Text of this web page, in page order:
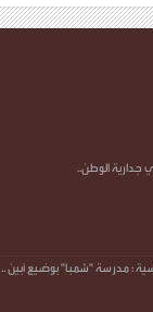
الوطن..
: مدرسة "شمبا" بوضيع أبين ..